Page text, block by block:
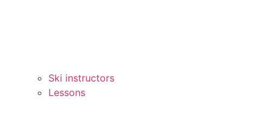
Ski instructors
Lessons